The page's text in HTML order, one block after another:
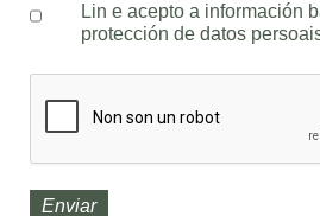
Lin e acepto a información
protección de datos